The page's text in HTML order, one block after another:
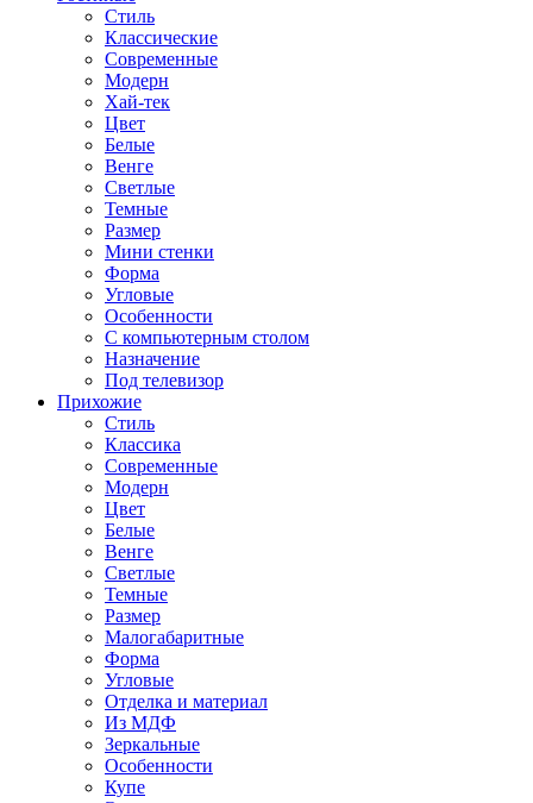
Стиль
Классические
Современные
Модерн
Хай-тек
Цвет
Белые
Венге
Светлые
Темные
Размер
Мини стенки
Форма
Угловые
Особенности
С компьютерным столом
Назначение
Под телевизор
Прихожие
Стиль
Классика
Современные
Модерн
Цвет
Белые
Венге
Светлые
Темные
Размер
Малогабаритные
Форма
Угловые
Отделка и материал
Из МДФ
Зеркальные
Особенности
Купе